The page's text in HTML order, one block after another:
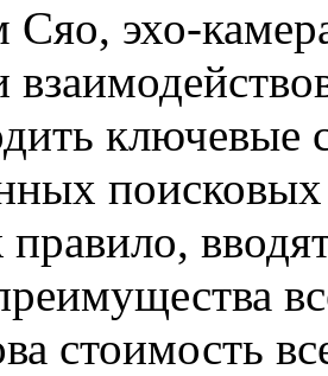
эхо-
ключевые
поисковых
правило,
стоимость